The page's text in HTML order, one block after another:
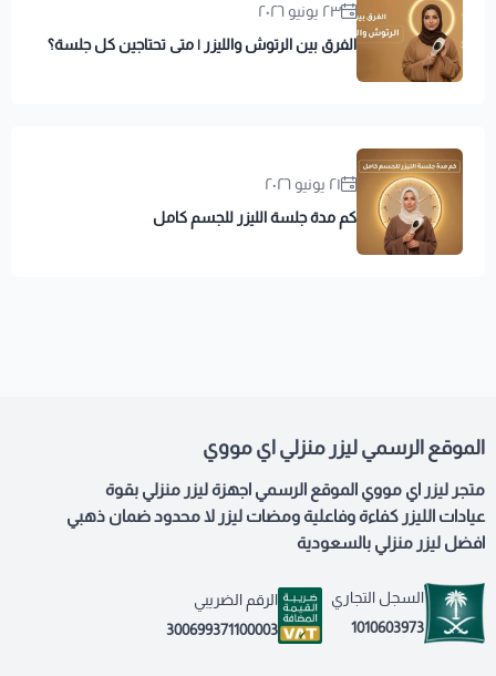
٢٣ يونيو ٢٠٢٦
الفرق بين الرتوش والليزر | متى تحتاجين كل جلسة؟
٢١ يونيو ٢٠٢٦
كم مدة جلسة الليزر للجسم كامل
الموقع الرسمي ليزر منزلي اي مووي
متجر ليزر اي مووي الموقع الرسمي اجهزة ليزر منزلي بقوة
عيادات الليزر كفاءة وفاعلية ومضات ليزر لا محدود ضمان ذهبي
افضل ليزر منزلي بالسعودية
السجل التجاري
1010603973
الرقم الضريبي
300699371100003